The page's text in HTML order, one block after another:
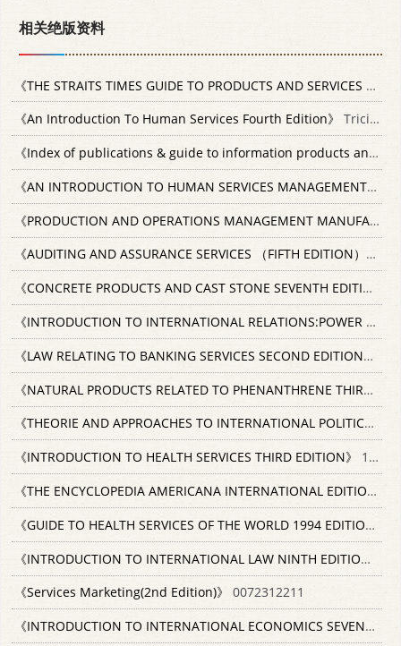
相关绝版资料
《THE STRAITS TIMES GUIDE TO PRODUCTS AND SERVICES 1982》
《An Introduction To Human Services Fourth Edition》
Tricia McClam"
《Index of publications & guide to information products and services》
《AN INTRODUCTION TO HUMAN SERVICES MANAGEMENT SECOND EDITION》
《PRODUCTION AND OPERATIONS MANAGEMENT MANUFACTURING AND SERVICES SEVENTH EDITION》
《AUDITING AND ASSURANCE SERVICES （FIFTH EDITION）》
《CONCRETE PRODUCTS AND CAST STONE SEVENTH EDITION》
《INTRODUCTION TO INTERNATIONAL RELATIONS:POWER AND JUSTICE THIRD EDITION》
《LAW RELATING TO BANKING SERVICES SECOND EDITION》
《NATURAL PRODUCTS RELATED TO PHENANTHRENE THIRD EDITION》
《THEORIE AND APPROACHES TO INTERNATIONAL POLITICS FOURTH EDITION》
《INTRODUCTION TO HEALTH SERVICES THIRD EDITION》
1988 DELMAR PUBLISHERS INC 0827343876
《THE ENCYCLOPEDIA AMERICANA INTERNATIONAL EDITION 8》
《GUIDE TO HEALTH SERVICES OF THE WORLD 1994 EDITION》
《INTRODUCTION TO INTERNATIONAL LAW NINTH EDITION》
《Services Marketing(2nd Edition)》
0072312211
《INTRODUCTION TO INTERNATIONAL ECONOMICS SEVENTH EDITION》